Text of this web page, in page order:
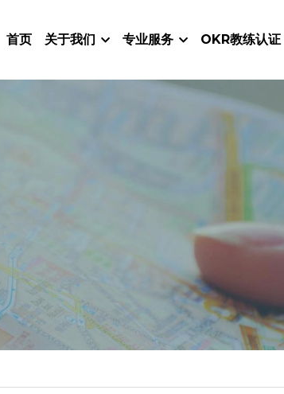
首页 关于我们 专业服务 OKR教练认证